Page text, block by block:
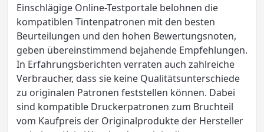
Einschlägige Online-Testportale belohnen die
kompatiblen Tintenpatronen mit den besten
Beurteilungen und den hohen Bewertungsnoten,
geben übereinstimmend bejahende Empfehlungen.
In Erfahrungsberichten verraten auch zahlreiche
Verbraucher, dass sie keine Qualitätsunterschiede
zu originalen Patronen feststellen können. Dabei
sind kompatible Druckerpatronen zum Bruchteil
vom Kaufpreis der Originalprodukte der Hersteller